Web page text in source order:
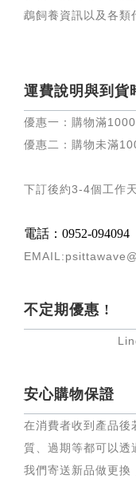
鵡飼養資訊以及各類
運費說明與到貨
優惠一：購物滿1000
優惠二：購物未滿
下訂後約3-4個工作
電話：0952-094094
不定期優惠 !
安心購物保證
在消費者收到產品後
質、過期等都可以
我們寄送新品做更換